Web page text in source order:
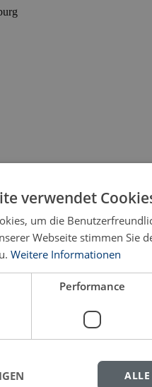
verwendet
um die
Webseite stimmen Sie
Weitere Informationen
Performance